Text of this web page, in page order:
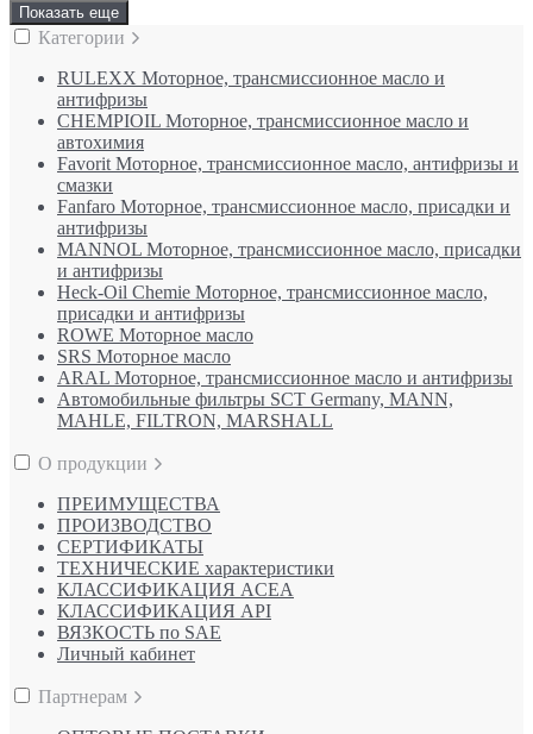
Показать еще
Категории
RULEXX Моторное, трансмиссионное масло и
антифризы
CHEMPIOIL Моторное, трансмиссионное масло и
автохимия
Favorit Моторное, трансмиссионное масло, антифризы и
смазки
Fanfaro Моторное, трансмиссионное масло, присадки и
антифризы
MANNOL Моторное, трансмиссионное масло, присадки
и антифризы
Heck-Oil Chemie Моторное, трансмиссионное масло,
присадки и антифризы
ROWE Моторное масло
SRS Моторное масло
ARAL Моторное, трансмиссионное масло и антифризы
Автомобильные фильтры SCT Germany, MANN,
MAHLE, FILTRON, MARSHALL
О продукции
ПРЕИМУЩЕСТВА
ПРОИЗВОДСТВО
СЕРТИФИКАТЫ
ТЕХНИЧЕСКИЕ характеристики
КЛАССИФИКАЦИЯ ACEA
КЛАССИФИКАЦИЯ API
ВЯЗКОСТЬ по SAE
Личный кабинет
Партнерам